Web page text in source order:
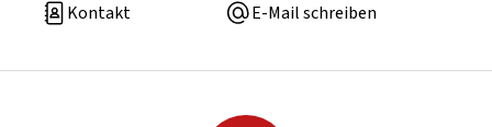
Kontakt
E-Mail schreiben